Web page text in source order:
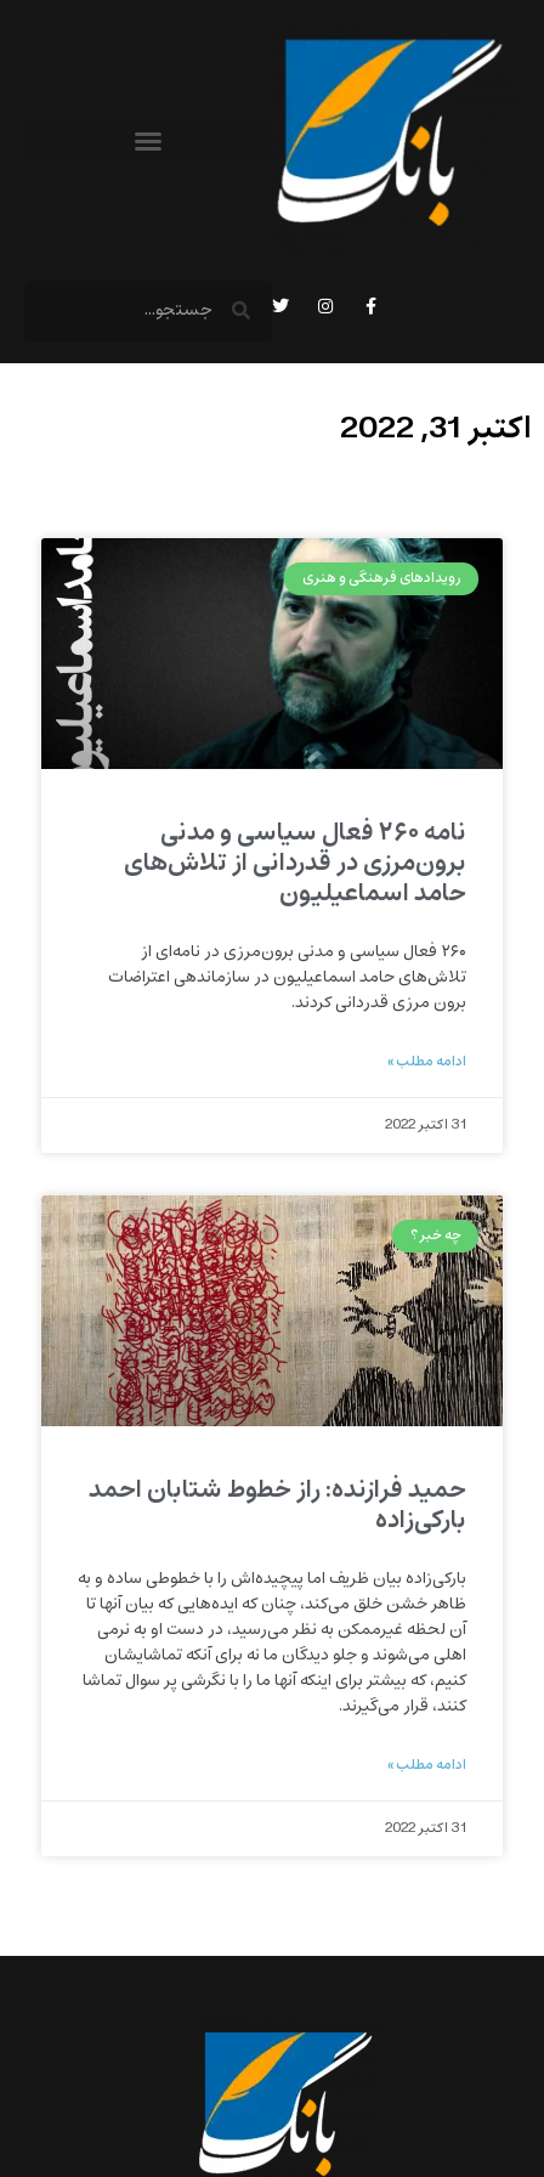
اکتبر 31, 2022
رویدادهای فرهنگی و هنری
نامه ۲۶۰ فعال سیاسی و مدنی
برون‌مرزی در قدردانی از تلاش‌های
حامد اسماعیلیون
۲۶۰ فعال سیاسی و مدنی برون‌مرزی در نامه‌ای از
تلاش‌های حامد اسماعیلیون در سازماندهی اعتراضات
برون مرزی قدردانی کردند.
ادامه مطلب »
31 اکتبر 2022
چه خبر؟
حمید فرازنده: راز خطوط شتابان احمد
بارکی‌زاده
بارکی‌زاده بیان ظریف اما پیچیده‌اش را با خطوطی ساده و به
ظاهر خشن خلق می‌کند، چنان که ایده‌هایی که بیان آنها تا
آن لحظه غیرممکن به نظر می‌رسید، در دست او به نرمی
اهلی می‌شوند و جلو دیدگان ما نه برای آنکه تماشایشان
کنیم، که بیشتر برای اینکه آنها ما را با نگرشی پر سوال تماشا
کنند، قرار می‌گیرند.
ادامه مطلب »
31 اکتبر 2022